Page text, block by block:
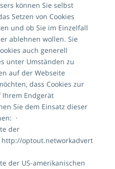
können Sie selbst
Setzen von Cookies
und ob Sie im Einzelfall
ablehnen wollen. Sie
auch generell
unter Umständen zu
auf der Webseite
dass Cookies zur
Ihrem Endgerät
Sie dem Einsatz dieser
·
der
http://optout.networkadvert
der US-amerikanischen